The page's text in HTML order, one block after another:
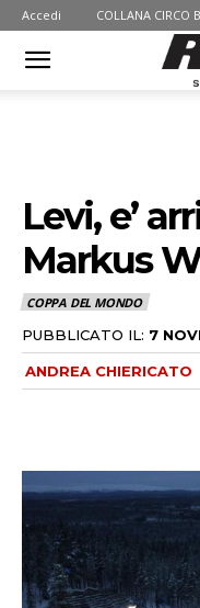
Accedi COLLANA CIRCO
Levi, e’
Markus
COPPA DEL MONDO
PUBBLICATO IL: 7
ANDREA CHIERICATO